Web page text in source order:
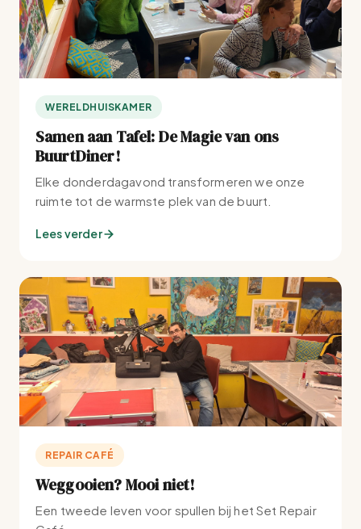
WERELDHUISKAMER
Samen aan Tafel: De Magie van ons
BuurtDiner!
Elke donderdagavond transformeren we onze
ruimte tot de warmste plek van de buurt.
Lees verder
REPAIR CAFÉ
Weggooien? Mooi niet!
Een tweede leven voor spullen bij het Set Repair